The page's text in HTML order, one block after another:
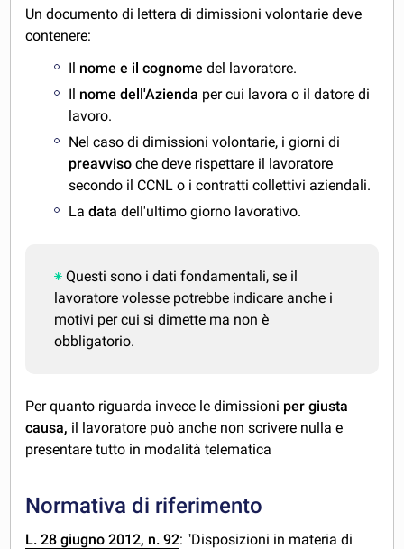
Un documento di lettera di dimissioni volontarie deve
contenere:
Il nome e il cognomedel lavoratore.
Il nome dell'Azienda per cui lavora o il datore di
lavoro.
Nel caso di dimissioni volontarie, i giorni di
preavviso che deve rispettare il lavoratore
secondo il CCNL o i contratti collettivi aziendali.
Ladata dell'ultimo giorno lavorativo.
Questi sono i dati fondamentali, se il
lavoratore volesse potrebbe indicare anche i
motivi per cui si dimette ma non è
obbligatorio.
Per quanto riguarda invece le dimissioni per giusta
causa, il lavoratore può anche non scrivere nulla e
presentare tutto in modalità telematica
Normativa di riferimento
L. 28 giugno 2012, n. 92: "Disposizioni in materia di